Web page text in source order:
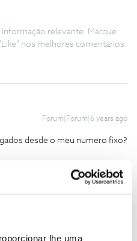
lhe uma
relevante. Marque
nos melhores comentários.
Forum|Forum|6 years ago
desde o meu numero fixo?